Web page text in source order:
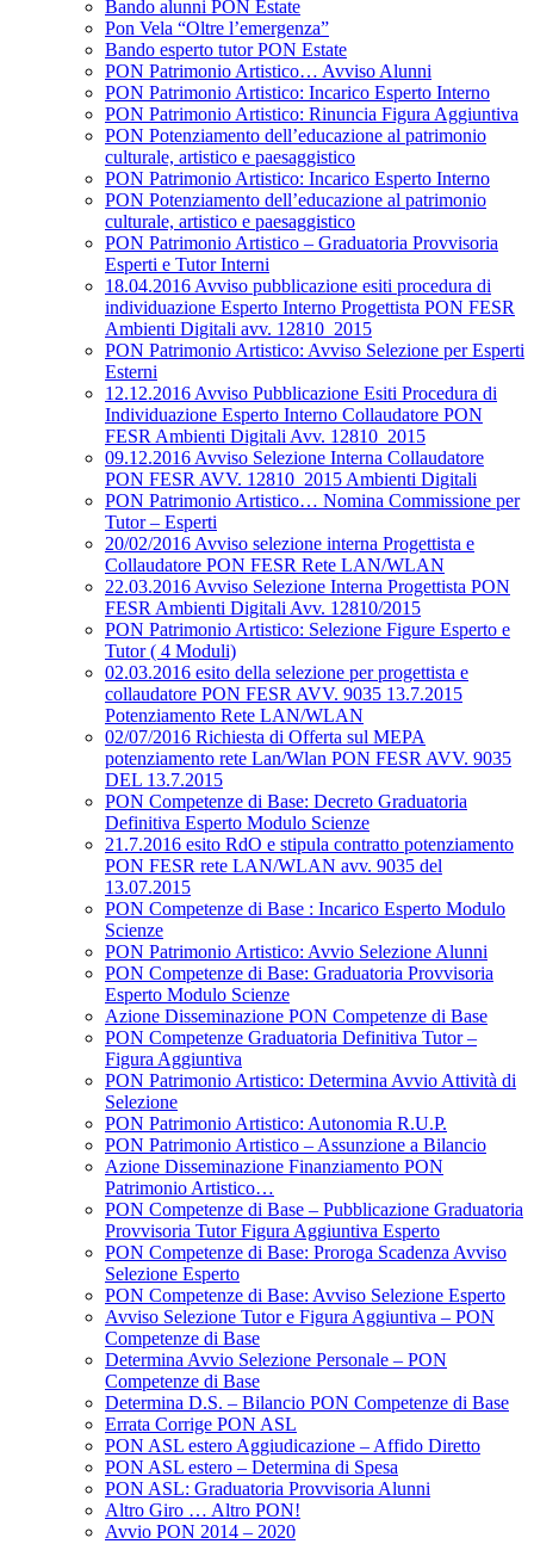
Bando alunni PON Estate
Pon Vela “Oltre l’emergenza”
Bando esperto tutor PON Estate
PON Patrimonio Artistico… Avviso Alunni
PON Patrimonio Artistico: Incarico Esperto Interno
PON Patrimonio Artistico: Rinuncia Figura Aggiuntiva
PON Potenziamento dell’educazione al patrimonio
culturale, artistico e paesaggistico
PON Patrimonio Artistico: Incarico Esperto Interno
PON Potenziamento dell’educazione al patrimonio
culturale, artistico e paesaggistico
PON Patrimonio Artistico – Graduatoria Provvisoria
Esperti e Tutor Interni
18.04.2016 Avviso pubblicazione esiti procedura di
individuazione Esperto Interno Progettista PON FESR
Ambienti Digitali avv. 12810_2015
PON Patrimonio Artistico: Avviso Selezione per Esperti
Esterni
12.12.2016 Avviso Pubblicazione Esiti Procedura di
Individuazione Esperto Interno Collaudatore PON
FESR Ambienti Digitali Avv. 12810_2015
09.12.2016 Avviso Selezione Interna Collaudatore
PON FESR AVV. 12810_2015 Ambienti Digitali
PON Patrimonio Artistico… Nomina Commissione per
Tutor – Esperti
20/02/2016 Avviso selezione interna Progettista e
Collaudatore PON FESR Rete LAN/WLAN
22.03.2016 Avviso Selezione Interna Progettista PON
FESR Ambienti Digitali Avv. 12810/2015
PON Patrimonio Artistico: Selezione Figure Esperto e
Tutor ( 4 Moduli)
02.03.2016 esito della selezione per progettista e
collaudatore PON FESR AVV. 9035 13.7.2015
Potenziamento Rete LAN/WLAN
02/07/2016 Richiesta di Offerta sul MEPA
potenziamento rete Lan/Wlan PON FESR AVV. 9035
DEL 13.7.2015
PON Competenze di Base: Decreto Graduatoria
Definitiva Esperto Modulo Scienze
21.7.2016 esito RdO e stipula contratto potenziamento
PON FESR rete LAN/WLAN avv. 9035 del
13.07.2015
PON Competenze di Base : Incarico Esperto Modulo
Scienze
PON Patrimonio Artistico: Avvio Selezione Alunni
PON Competenze di Base: Graduatoria Provvisoria
Esperto Modulo Scienze
Azione Disseminazione PON Competenze di Base
PON Competenze Graduatoria Definitiva Tutor –
Figura Aggiuntiva
PON Patrimonio Artistico: Determina Avvio Attività di
Selezione
PON Patrimonio Artistico: Autonomia R.U.P.
PON Patrimonio Artistico – Assunzione a Bilancio
Azione Disseminazione Finanziamento PON
Patrimonio Artistico…
PON Competenze di Base – Pubblicazione Graduatoria
Provvisoria Tutor Figura Aggiuntiva Esperto
PON Competenze di Base: Proroga Scadenza Avviso
Selezione Esperto
PON Competenze di Base: Avviso Selezione Esperto
Avviso Selezione Tutor e Figura Aggiuntiva – PON
Competenze di Base
Determina Avvio Selezione Personale – PON
Competenze di Base
Determina D.S. – Bilancio PON Competenze di Base
Errata Corrige PON ASL
PON ASL estero Aggiudicazione – Affido Diretto
PON ASL estero – Determina di Spesa
PON ASL: Graduatoria Provvisoria Alunni
Altro Giro … Altro PON!
Avvio PON 2014 – 2020